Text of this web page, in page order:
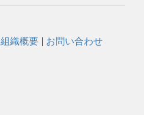
組織概要 | お問い合わせ